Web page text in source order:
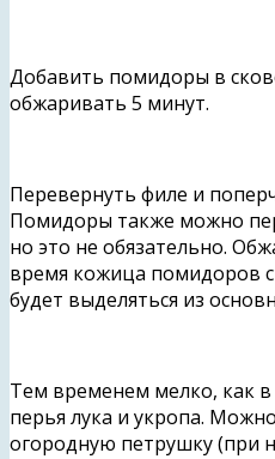
Добавить помидоры в
обжаривать 5 минут.
Перевернуть филе и
Помидоры также можно
но это не обязательно.
время кожица помидоров
будет выделяться из
Тем временем мелко, как
перья лука и укропа.
огородную петрушку (при